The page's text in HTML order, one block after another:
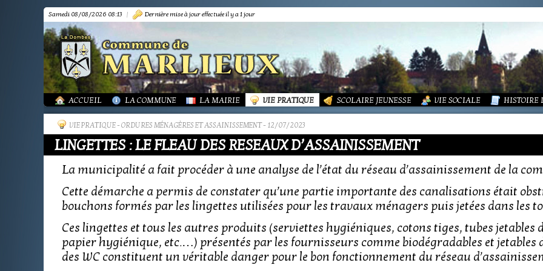
Samedi 08/08/2026 08:13 | Dernière mise à jour effectuée il y a 1 jour
ACCUEIL LA COMMUNE LA MAIRIE VIE PRATIQUE SCOLAIRE JEUNESSE VIE SOCIALE HISTOIRE
VIE PRATIQUE- ORDURES MÉNAGÈRES ET ASSAINISSEMENT- 12/07/2023
LINGETTES : LE FLEAU DES RESEAUX D’ASSAINISSEMENT
La municipalité a fait procéder à une analyse de l’état du réseau d’assainissement de la
Cette démarche a permis de constater qu’une partie importante des canalisations était
bouchons formés par les lingettes utilisées pour les travaux ménagers puis jetées dans les
Ces lingettes et tous les autres produits (serviettes hygiéniques, cotons tiges, tubes jetables
papier hygiénique, etc.…) présentés par les fournisseurs comme biodégradables et jetables
des WC constituent un véritable danger pour le bon fonctionnement du réseau
PRÉSENTATION
TOURISME-COMMERCES-ARTISANS
MARPA LE RENON
VIE LOCALE
ACTUALITÉS
BIBLIOTHÈQUE
PLAN LOCAL URBANISME (PLU)
LES ANNONCES DE LA MAIRIE
PUBLICATIONS
ORDURES MÉNAGÈRES ET ASSAINISSEMENT
ASSOCIATIONS
LA VIE DES ASSOCIATIONS
GROUPEMENT PAROISSIAL
ECOLE PUBLIQUE - INFORMATIONS
PÔLE ENFANCE
ECOLE PRIVÉE
ACTION SOCIALE
LA PETITE
PHOTOS